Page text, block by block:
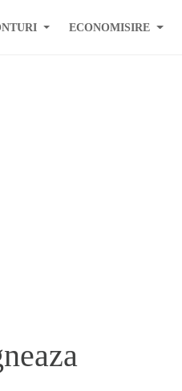
ECONOMISIRE